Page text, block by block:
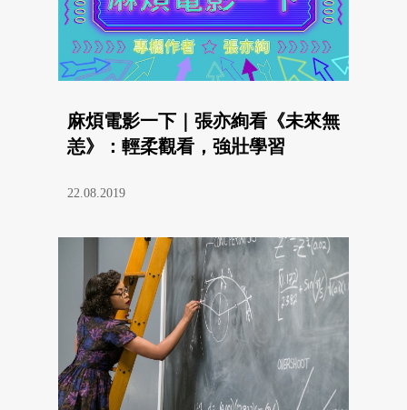
麻煩電影一下｜張亦絢看《未來無
恙》：輕柔觀看，強壯學習
22.08.2019